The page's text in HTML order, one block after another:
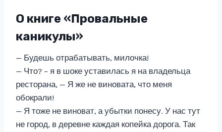
О книге «Провальные
каникулы»
— Будешь отрабатывать, милочка!
— Что? – я в шоке уставилась я на владельца
ресторана, — Я же не виновата, что меня
обокрали!
— Я тоже не виноват, а убытки понесу. У нас тут
не город, в деревне каждая копейка дорога. Так